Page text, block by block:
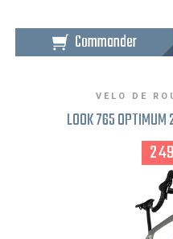
Commander
VELO DE
LOOK 765 OPTIMUM
2